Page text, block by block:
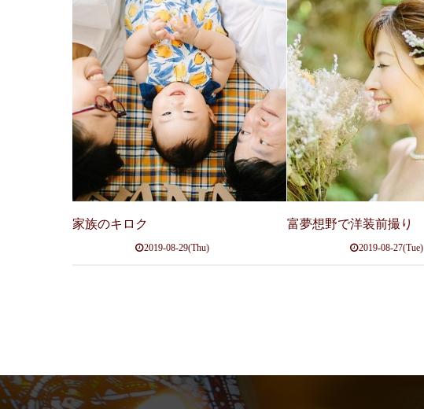
家族のキロク
2019-08-29(Thu)
富夢想野で洋装前撮り
2019-08-27(Tue)